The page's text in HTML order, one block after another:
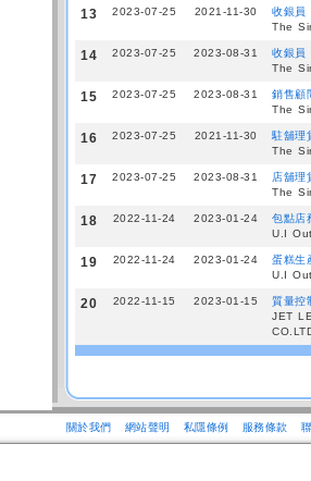
13 2023-07-25 2021-11-30
收銀員
The
14 2023-07-25 2023-08-31
收銀員
The
15 2023-07-25 2023-08-31
銷售顧
The
16 2023-07-25 2021-11-30
駐舖理
The
17 2023-07-25 2023-08-31
店舖理
The
18 2022-11-24 2023-01-24
包點店
U.I
19 2022-11-24 2023-01-24
蛋糕生
U.I
20 2022-11-15 2023-01-15
質量控
JET
關於我們 網站聲明 私隱條例 服務條款